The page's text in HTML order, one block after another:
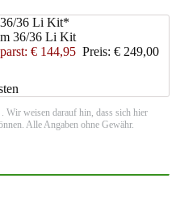
36/36 Li Kit*
€ 144,95 Preis: € 249,00
Wir weisen darauf hin, dass sich hier
Alle Angaben ohne Gewähr.